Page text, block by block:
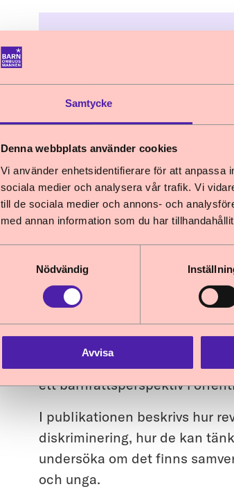
Samtycke
Denna webbplats använder cookies
Vi använder enhetsidentifierare för att anpassa
sociala medier och analysera vår trafik. Vi
till de sociala medier och annons- och
med annan information som du har
Nödvändig
Avvisa
Om publikationen
Så kan revisionen granska
som ger information till
ett barnrättsperspektiv i
I publikationen beskrivs hur
diskriminering, hur de kan
undersöka om det finns
och unga.